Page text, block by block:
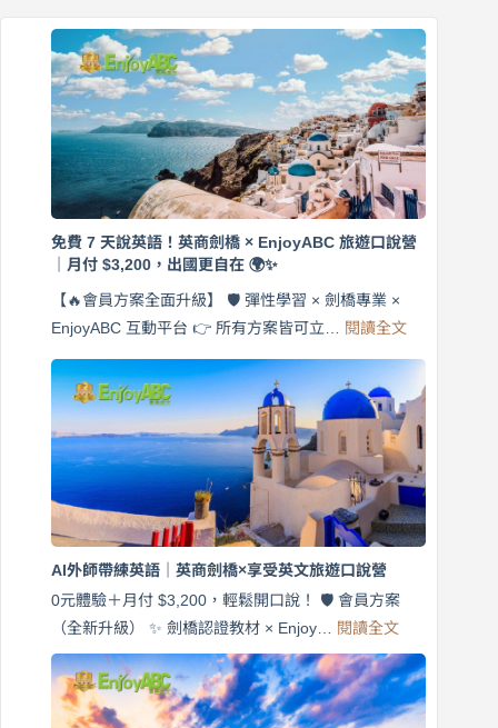
免費 7 天說英語！英商劍橋 × EnjoyABC 旅遊口說營
｜月付 $3,200，出國更自在 🌍✨
【🔥會員方案全面升級】 🛡️ 彈性學習 × 劍橋專業 ×
EnjoyABC 互動平台 👉 所有方案皆可立… 閱讀全文:
費
天
說
英
語！
英
商
劍
口
說
營
AI外師帶練英語｜英商劍橋×享受英文旅遊口說營
0元體驗＋月付 $3,200，輕鬆開口說！ 🛡️ 會員方案
（全新升級） ✨ 劍橋認證教材 × Enjoy… 閱讀全文:
外
師
帶